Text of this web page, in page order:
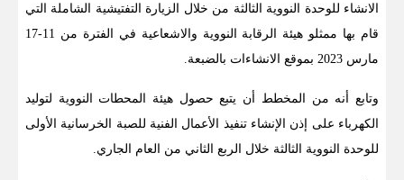
الانشاء للوحدة النووية الثالثة من خلال الزيارة التفتيشية الشاملة التي
قام بها ممثلو هيئة الرقابة النووية والاشعاعية في الفترة من 11-17
مارس 2023 بموقع الانشاءات بالضبعة.
وتابع أنه من المخطط أن يتبع حصول هيئة المحطات النووية لتوليد
الكهرباء على إذن الإنشاء تنفيذ الأعمال الفنية للصبة الخرسانية الأولى
للوحدة النووية الثالثة خلال الربع الثاني من العام الجاري.